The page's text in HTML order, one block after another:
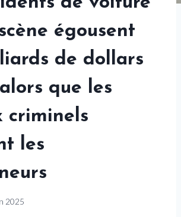
égousent
de dollars
que les
criminels
les
2025